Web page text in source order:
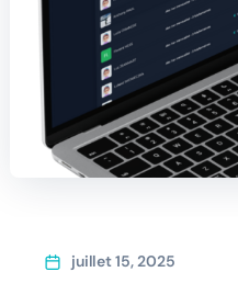
juillet 15, 2025